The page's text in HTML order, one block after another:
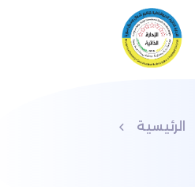
الرئيسية